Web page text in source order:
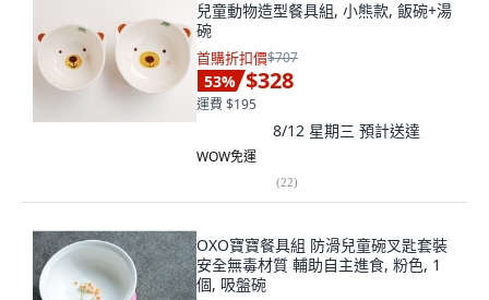
兒童動物造型餐具組, 小熊款, 飯碗+湯
碗
首購折扣價$707
53% $328
運費 $195
8/12 星期三 預計送達
WOW免運
(22)
OXO寶寶餐具組 防滑兒童碗叉匙套裝
安全無毒材質 輔助自主進食, 粉色, 1
個, 吸盤碗